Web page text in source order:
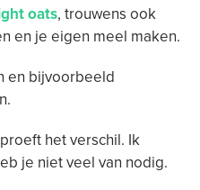
oats, trouwens ook
en je eigen meel maken.
en bijvoorbeeld
het verschil. Ik
je niet veel van nodig.